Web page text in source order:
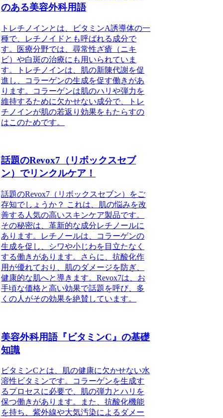
のある美容外科用語
トレチノインとは、ビタミンA誘導体の一
種で、レチノイドとも呼ばれる成分で
す。医療分野では、尋常性ざ瘡（ニキ
ビ）や白斑の治療にも用いられていま
す。トレチノインは、肌の新陳代謝を促
進し、コラーゲンの生成を促す働きがあ
ります。コラーゲンは肌のハリや弾力を
維持するために欠かせない成分で、トレ
チノインが肌の若返り効果をもたらすの
はこのためです。
話題のRevox7（リボックスセブ
ン）でリンクルケア！
話題のRevox7（リボックスセブン）をご
存知でしょうか？ これは、肌の悩みを改
善する人気の高いスキンケア製品です。
その秘密は、革新的な成分レチノールに
あります。レチノールは、コラーゲンの
生成を促し、シワや小じわを目立たなく
する働きがあります。さらに、抗酸化作
用が優れており、肌のダメージを防ぎ、
健康的な肌へと導きます。Revox7は、お
手頃な価格と高い効果で話題を呼び、多
くの人がその効果を絶賛しています。
美容外科用語『ビタミンC』の基礎
知識
ビタミンCとは、肌の健康に欠かせない水
溶性ビタミンです。コラーゲンを生成す
るプロセスに必要で、肌の弾力とハリを
保つ働きがあります。また、抗酸化機能
を持ち、紫外線や大気汚染によるダメー